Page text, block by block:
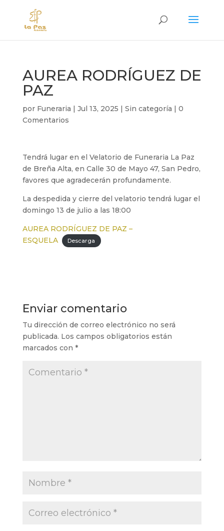
AUREA RODRÍGUEZ DE
PAZ
por Funeraria | Jul 13, 2025 | Sin categoría | 0
Comentarios
Tendrá lugar en el Velatorio de Funeraria La Paz
de Breña Alta, en Calle 30 de Mayo 47, San Pedro,
favores que agradecerán profundamente.
La despedida y cierre del velatorio tendrá lugar el
domingo 13 de julio a las 18:00
AUREA RODRÍGUEZ DE PAZ –
ESQUELA
Descarga
Enviar comentario
Tu dirección de correo electrónico no será
publicada. Los campos obligatorios están
marcados con *